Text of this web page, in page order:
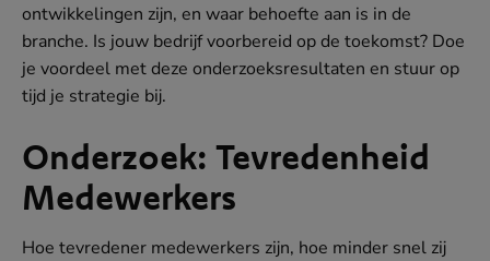
ontwikkelingen zijn, en waar behoefte aan is in de
branche. Is jouw bedrijf voorbereid op de toekomst? Doe
je voordeel met deze onderzoeksresultaten en stuur op
tijd je strategie bij.
Onderzoek: Tevredenheid
Medewerkers
Hoe tevredener medewerkers zijn, hoe minder snel zij